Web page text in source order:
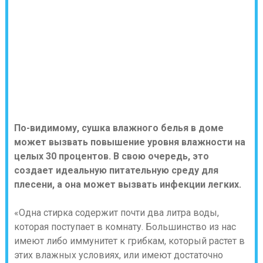
По-видимому, сушка влажного белья в доме
может вызвать повышение уровня влажности на
целых 30 процентов. В свою очередь, это
создает идеальную питательную среду для
плесени, а она может вызвать инфекции легких.
«Одна стирка содержит почти два литра воды,
которая поступает в комнату. Большинство из нас
имеют либо иммунитет к грибкам, который растет в
этих влажных условиях, или имеют достаточно